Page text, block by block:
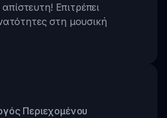
Επιτρέπει
στη μουσική
Περιεχομένου